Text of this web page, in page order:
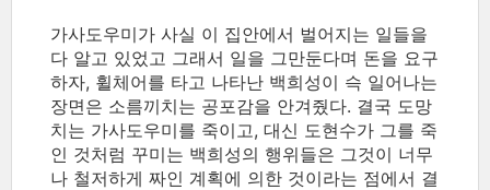
가사도우미가 사실 이 집안에서 벌어지는 일들을
다 알고 있었고 그래서 일을 그만둔다며 돈을 요구
하자, 휠체어를 타고 나타난 백희성이 슥 일어나는
장면은 소름끼치는 공포감을 안겨줬다. 결국 도망
치는 가사도우미를 죽이고, 대신 도현수가 그를 죽
인 것처럼 꾸미는 백희성의 행위들은 그것이 너무
나 철저하게 짜인 계획에 의한 것이라는 점에서 결